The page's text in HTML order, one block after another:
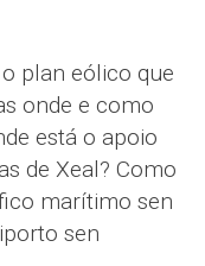
plan eólico que
onde e como
está o apoio
de Xeal? Como
marítimo sen
sen